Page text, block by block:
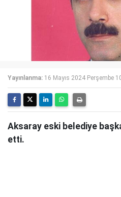
Yayınlanma: 16 Mayıs 2024 Perşembe
Aksaray eski belediye
etti.